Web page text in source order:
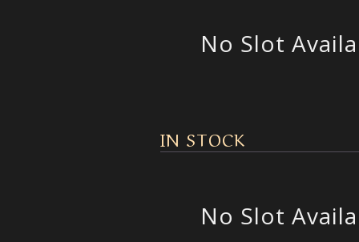
No Slot
IN STOCK
No Slot